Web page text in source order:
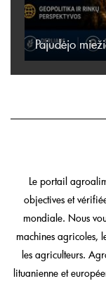
Pajudėjo
Le portail
objectives et
mondiale. Nous
machines agricoles,
les agriculteurs.
lituanienne et